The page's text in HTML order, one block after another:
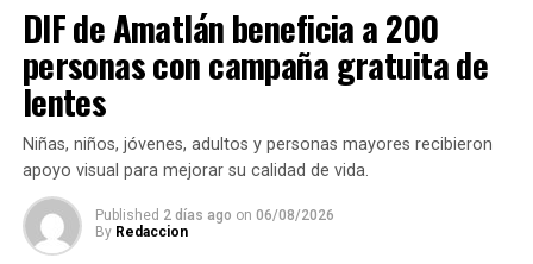
DIF de Amatlán beneficia a 200
personas con campaña gratuita de
lentes
Niñas, niños, jóvenes, adultos y personas mayores recibieron
apoyo visual para mejorar su calidad de vida.
Published 2 días ago on 06/08/2026
By Redaccion